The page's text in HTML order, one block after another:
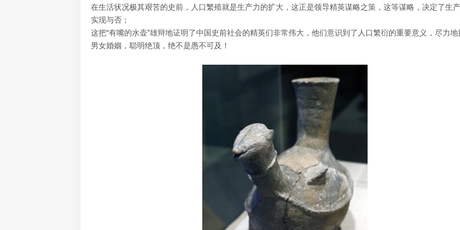
在生活状况极其艰苦的史前，人口繁殖就是生产力的扩大，这正是领导精英谋略之策，这等谋略，决定了生
实现与否；
这把“有嘴的水壶”雄辩地证明了中国史前社会的精英们非常伟大，他们意识到了人口繁衍的重要意义，尽力地
男女婚姻，聪明绝顶，绝不是愚不可及！